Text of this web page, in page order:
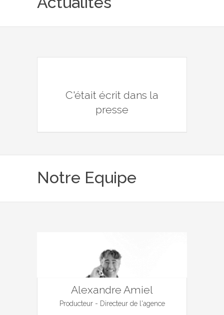
C'était écrit dans la
presse
Notre Equipe
Alexandre Amiel
Producteur - Directeur de l'agence